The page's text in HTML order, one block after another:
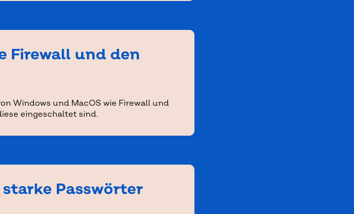
Firewall und den
Windows und MacOS wie Firewall und
eingeschaltet sind.
Passwörter